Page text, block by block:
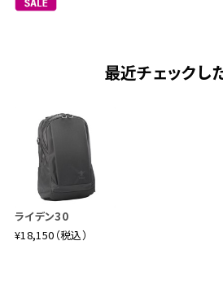
最近チェックし
ライデン30
¥18,150（税込）